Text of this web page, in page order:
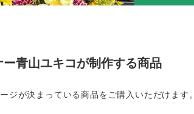
ー青山ユキコが制作する商品
ジが決まっている商品をご購入いただけます。